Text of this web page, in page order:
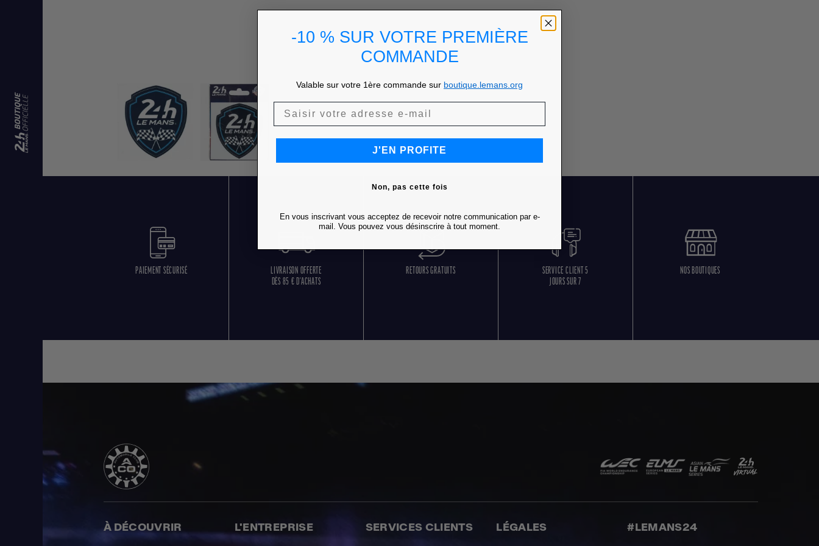
PAIEMENT SÉCURISÉ
LIVRAISON OFFERTE
DÈS 85 € D'ACHATS
RETOURS GRATUITS
SERVICE CLIENT 5
JOURS SUR 7
NOS BOUTIQUES
À DÉCOUVRIR L'ENTREPRISE SERVICES CLIENTS LÉGALES #LEMANS24
-10 % SUR VOTRE PREMIÈRE
COMMANDE
Valable sur votre 1ère commande sur boutique.lemans.org
J'EN PROFITE
Non, pas cette fois
En vous inscrivant vous acceptez de recevoir notre communication par e-
mail. Vous pouvez vous désinscrire à tout moment.